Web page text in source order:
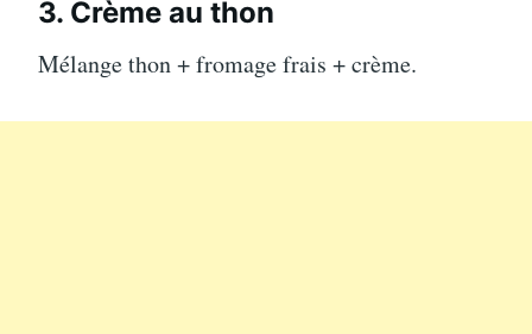
3. Crème au thon
Mélange thon + fromage frais + crème.